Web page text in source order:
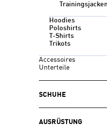
Trainingsjacken
Hoodies
Poloshirts
T-Shirts
Trikots
Accessoires
Unterteile
SCHUHE
AUSRÜSTUNG